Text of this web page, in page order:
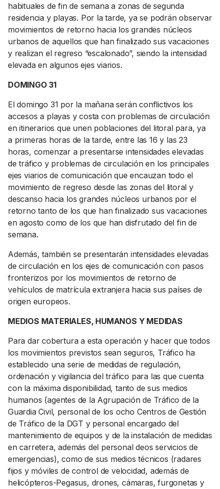
habituales de fin de semana a zonas de segunda
residencia y playas. Por la tarde, ya se podrán observar
movimientos de retorno hacia los grandes núcleos
urbanos de aquellos que han finalizado sus vacaciones
y realizan el regreso “escalonado”, siendo la intensidad
elevada en algunos ejes viarios.
DOMINGO 31
El domingo 31 por la mañana serán conflictivos los
accesos a playas y costa con problemas de circulación
en itinerarios que unen poblaciones del litoral para, ya
a primeras horas de la tarde, entre las 16 y las 23
horas, comenzar a presentarse intensidades elevadas
de tráfico y problemas de circulación en los principales
ejes viarios de comunicación que encauzan todo el
movimiento de regreso desde las zonas del litoral y
descanso hacia los grandes núcleos urbanos por el
retorno tanto de los que han finalizado sus vacaciones
en agosto como de los que han disfrutado del fin de
semana.
Además, también se presentarán intensidades elevadas
de circulación en los ejes de comunicación con pasos
fronterizos por los movimientos de retorno de
vehículos de matrícula extranjera hacia sus países de
origen europeos.
MEDIOS MATERIALES, HUMANOS Y MEDIDAS
Para dar cobertura a esta operación y hacer que todos
los movimientos previstos sean seguros, Tráfico ha
establecido una serie de medidas de regulación,
ordenación y vigilancia del tráfico para las que cuenta
con la máxima disponibilidad, tanto de sus medios
humanos (agentes de la Agrupación de Tráfico de la
Guardia Civil, personal de los ocho Centros de Gestión
de Tráfico de la DGT y personal encargado del
mantenimiento de equipos y de la instalación de medidas
en carretera, además del personal deos servicios de
emergencias), como de sus medios técnicos (radares
fijos y móviles de control de velocidad, además de
helicópteros-Pegasus, drones, cámaras, furgonetas y